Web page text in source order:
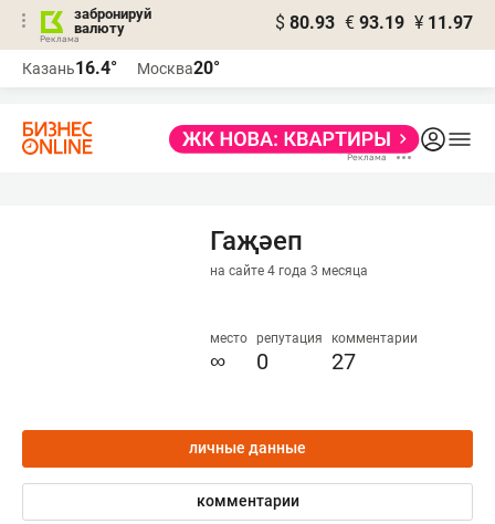
забронируй
валюту
$ 80.93 € 93.19 ¥ 11.97
Казань16.4° Москва20°
Гаҗәеп
на сайте 4 года 3 месяца
место
∞
репутация
0
комментарии
27
личные данные
комментарии